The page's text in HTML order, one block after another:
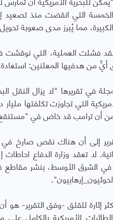
الخمسة التي انقضت منذ تصعيد
مما يُبرز مدى صعوبة
فشلت العملية، التي
من هدفيها المعلنين: استعادة
في تقريرها "لا يزال النقل
التي تجاوزت تكلفتها
أن ترامب قد خاض في "مستنقع"
إلى أن هناك نقص صارخ في
لا تعقد وزارة الدفاع
في الشرق الأوسط، بنشر مقاطع
إثارة للقلق -وفق التقرير-
الأمريكية بالكامل